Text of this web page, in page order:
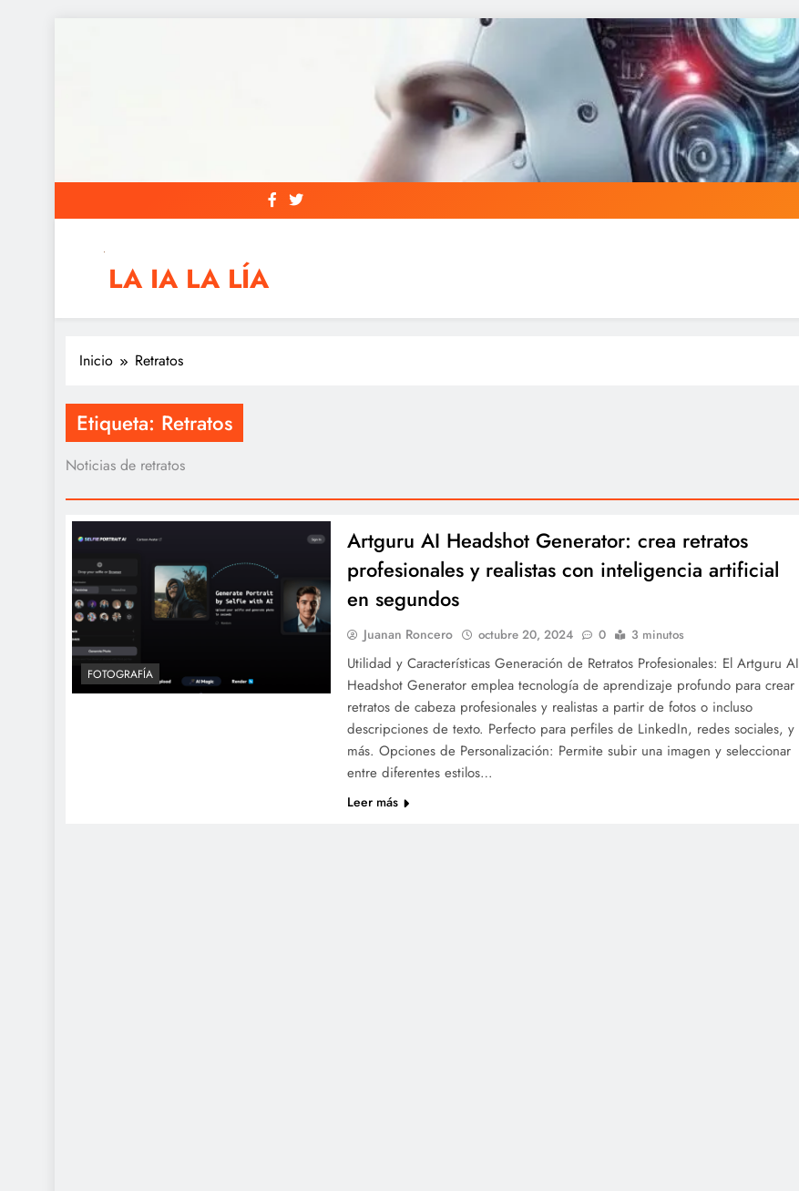
LA IA LA LÍA
IAs AIs, Automation y otras siglas raras
Inicio Retratos
Etiqueta: Retratos
Noticias de retratos
FOTOGRAFÍA
Artguru AI Headshot Generator: crea retratos
profesionales y realistas con inteligencia artificial
en segundos
Juanan Roncero octubre 20, 2024 0 3 minutos
Utilidad y Características Generación de Retratos Profesionales: El Artguru AI
Headshot Generator emplea tecnología de aprendizaje profundo para crear
retratos de cabeza profesionales y realistas a partir de fotos o incluso
descripciones de texto. Perfecto para perfiles de LinkedIn, redes sociales, y
más. Opciones de Personalización: Permite subir una imagen y seleccionar
entre diferentes estilos…
Leer más